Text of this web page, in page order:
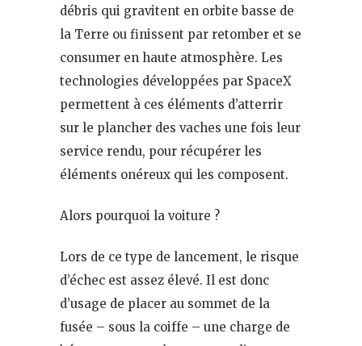
débris qui gravitent en orbite basse de
la Terre ou finissent par retomber et se
consumer en haute atmosphère. Les
technologies développées par SpaceX
permettent à ces éléments d’atterrir
sur le plancher des vaches une fois leur
service rendu, pour récupérer les
éléments onéreux qui les composent.
Alors pourquoi la voiture ?
Lors de ce type de lancement, le risque
d’échec est assez élevé. Il est donc
d’usage de placer au sommet de la
fusée – sous la coiffe – une charge de